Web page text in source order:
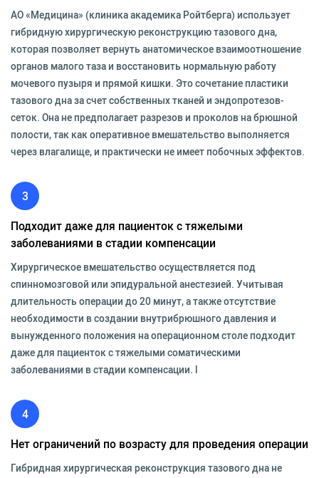
АО «Медицина» (клиника академика Ройтберга) использует
гибридную хирургическую реконструкцию тазового дна,
которая позволяет вернуть анатомическое взаимоотношение
органов малого таза и восстановить нормальную работу
мочевого пузыря и прямой кишки. Это сочетание пластики
тазового дна за счет собственных тканей и эндопротезов-
сеток. Она не предполагает разрезов и проколов на брюшной
полости, так как оперативное вмешательство выполняется
через влагалище, и практически не имеет побочных эффектов.
3
Подходит даже для пациенток с тяжелыми
заболеваниями в стадии компенсации
Хирургическое вмешательство осуществляется под
спинномозговой или эпидуральной анестезией. Учитывая
длительность операции до 20 минут, а также отсутствие
необходимости в создании внутрибрюшного давления и
вынужденного положения на операционном столе подходит
даже для пациенток с тяжелыми соматическими
заболеваниями в стадии компенсации. l
4
Нет ограничений по возрасту для проведения операции
Гибридная хирургическая реконструкция тазового дна не